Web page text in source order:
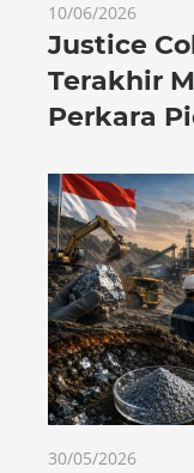
10/06/2026
Justice
Terakhir
Perkara
30/05/2026